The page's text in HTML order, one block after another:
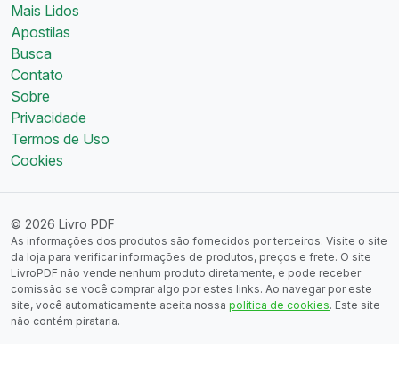
Mais Lidos
Apostilas
Busca
Contato
Sobre
Privacidade
Termos de Uso
Cookies
© 2026 Livro PDF
As informações dos produtos são fornecidos por terceiros. Visite o site
da loja para verificar informações de produtos, preços e frete. O site
LivroPDF não vende nenhum produto diretamente, e pode receber
comissão se você comprar algo por estes links. Ao navegar por este
site, você automaticamente aceita nossa política de cookies. Este site
não contém pirataria.